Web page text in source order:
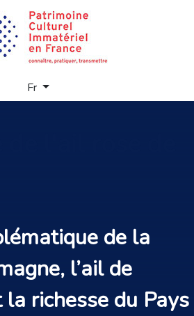
Fr
de la
l’ail de
richesse du Pays